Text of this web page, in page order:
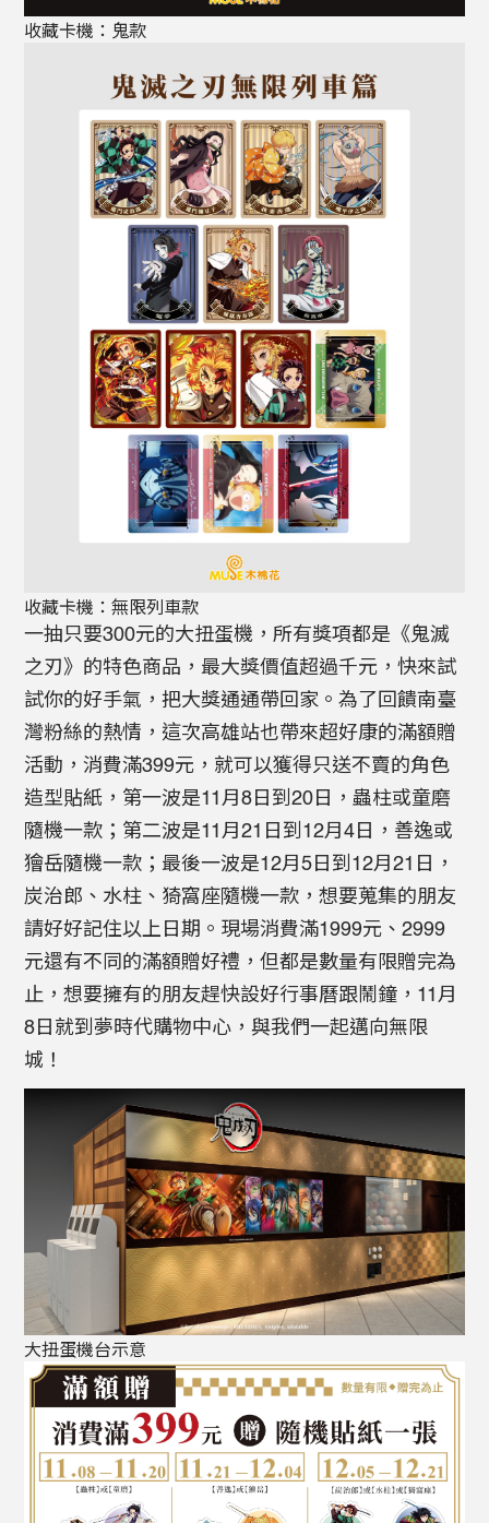
收藏卡機：鬼款
收藏卡機：無限列車款
一抽只要300元的大扭蛋機，所有獎項都是《鬼滅
之刃》的特色商品，最大獎價值超過千元，快來試
試你的好手氣，把大獎通通帶回家。為了回饋南臺
灣粉絲的熱情，這次高雄站也帶來超好康的滿額贈
活動，消費滿399元，就可以獲得只送不賣的角色
造型貼紙，第一波是11月8日到20日，蟲柱或童磨
隨機一款；第二波是11月21日到12月4日，善逸或
獪岳隨機一款；最後一波是12月5日到12月21日，
炭治郎、水柱、猗窩座隨機一款，想要蒐集的朋友
請好好記住以上日期。現場消費滿1999元、2999
元還有不同的滿額贈好禮，但都是數量有限贈完為
止，想要擁有的朋友趕快設好行事曆跟鬧鐘，11月
8日就到夢時代購物中心，與我們一起邁向無限
城！
大扭蛋機台示意